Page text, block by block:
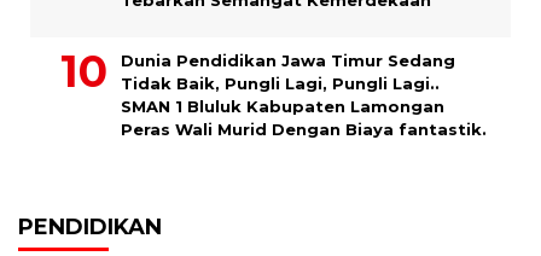
Dunia Pendidikan Jawa Timur Sedang
Tidak Baik, Pungli Lagi, Pungli Lagi..
SMAN 1 Bluluk Kabupaten Lamongan
Peras Wali Murid Dengan Biaya fantastik.
PENDIDIKAN